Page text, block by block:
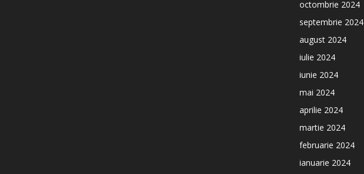
octombrie 2024
septembrie 2024
august 2024
iulie 2024
iunie 2024
mai 2024
aprilie 2024
martie 2024
februarie 2024
ianuarie 2024